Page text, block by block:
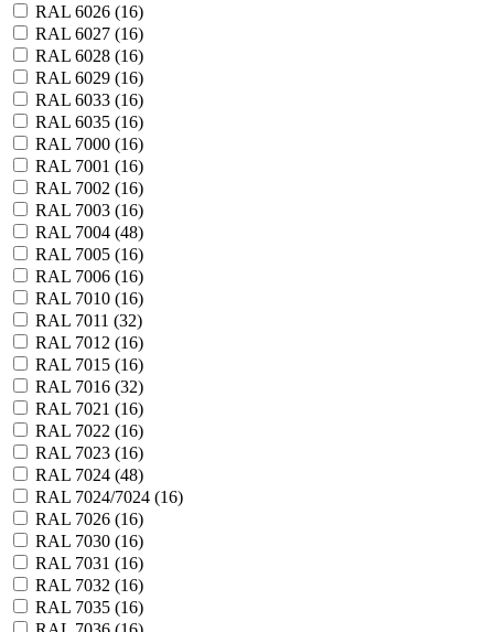
RAL 6026 (16)
RAL 6027 (16)
RAL 6028 (16)
RAL 6029 (16)
RAL 6033 (16)
RAL 6035 (16)
RAL 7000 (16)
RAL 7001 (16)
RAL 7002 (16)
RAL 7003 (16)
RAL 7004 (48)
RAL 7005 (16)
RAL 7006 (16)
RAL 7010 (16)
RAL 7011 (32)
RAL 7012 (16)
RAL 7015 (16)
RAL 7016 (32)
RAL 7021 (16)
RAL 7022 (16)
RAL 7023 (16)
RAL 7024 (48)
RAL 7024/7024 (16)
RAL 7026 (16)
RAL 7030 (16)
RAL 7031 (16)
RAL 7032 (16)
RAL 7035 (16)